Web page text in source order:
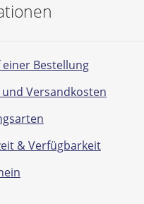
Bestellung
und Versandkosten
& Verfügbarkeit